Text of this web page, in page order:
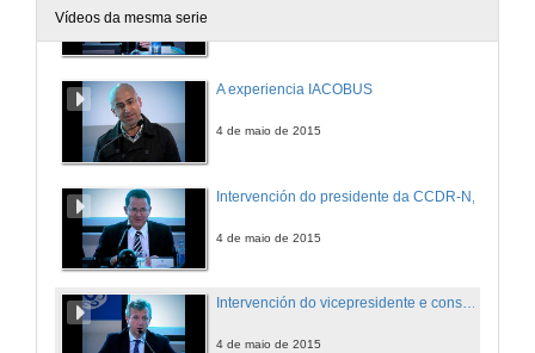
Vídeos da mesma serie
A experiencia IACOBUS
4 de maio de 2015
Intervención do presidente da CCDR-N,
4 de maio de 2015
Intervención do vicepresidente e conselleiro de Presidencia, Administracións Públicas e Xustiza da Xunta de Galicia
4 de maio de 2015